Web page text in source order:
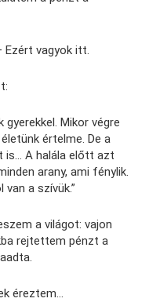
vagyok itt.
Mikor végre
értelme. De a
is… A halála előtt azt
arany, ami fénylik.
van a szívük.”
a világot: vajon
rejtettem pénzt a
éreztem…